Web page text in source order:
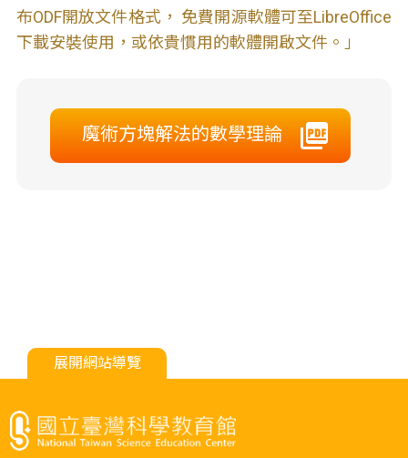
布ODF開放文件格式， 免費開源軟體可至LibreOffice
下載安裝使用，或依貴慣用的軟體開啟文件。」
魔術方塊解法的數學理論
展開網站導覽